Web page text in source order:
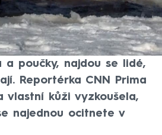
a rybníků si už v této
životů. Přestože
složky stále opakují
a poučky, najdou se lidé,
Reportérka CNN Prima
vlastní kůži vyzkoušela,
najednou ocitnete v